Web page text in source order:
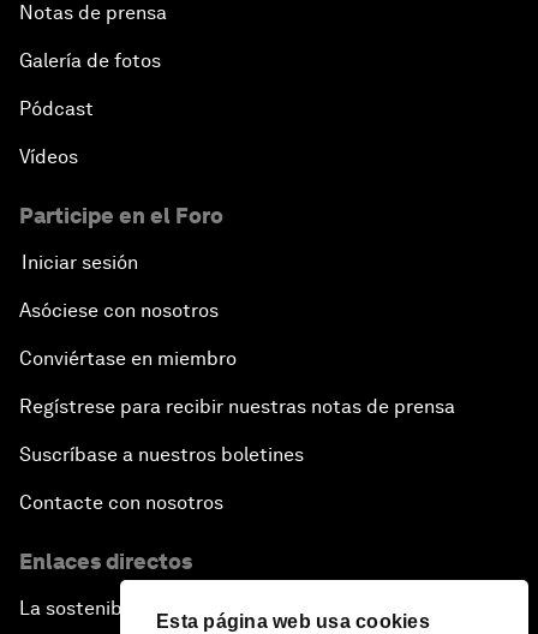
Esta página web usa cookies
Notas de prensa
Galería de fotos
Pódcast
Vídeos
Participe en el Foro
Iniciar sesión
Asóciese con nosotros
Conviértase en miembro
Regístrese para recibir nuestras notas de prensa
Suscríbase a nuestros boletines
Contacte con nosotros
Enlaces directos
La sostenibilidad en el Foro